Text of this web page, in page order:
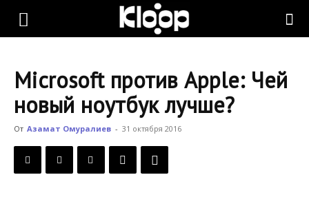
KLOOP.KG
Новости
Microsoft против Apple: Чей
новый ноутбук лучше?
От Азамат Омуралиев - 31 октября 2016